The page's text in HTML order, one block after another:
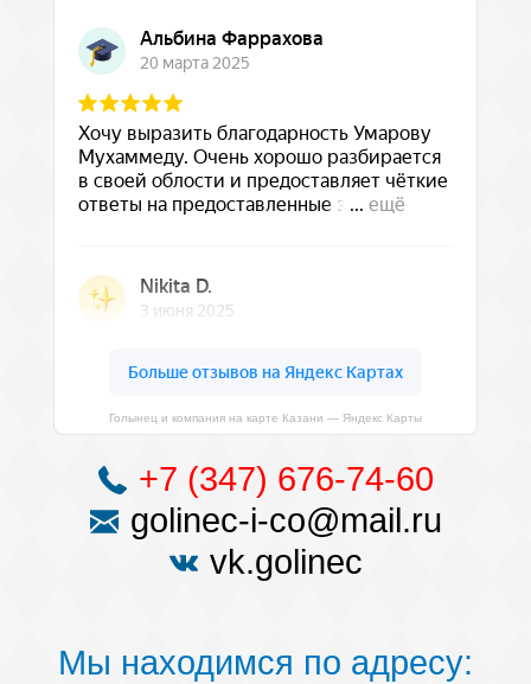
Голынец и компания на карте Казани — Яндекс Карты
+7 (347) 676-74-60
golinec-i-co@mail.ru
vk.golinec
Мы находимся по адресу: